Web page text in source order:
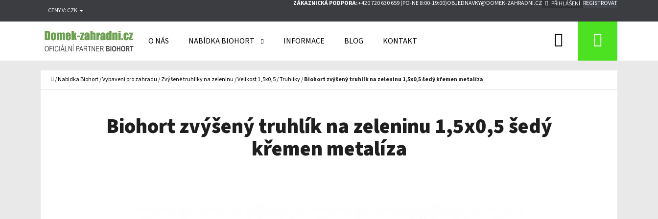
na
CENY V: CZK
ZÁKAZNICKÁ PODPORA:+420 720 630 659 (PO-NE 8:00-19:00)OBJEDNAVKY@DOMEK-ZAHRADNI.CZ PŘIHLÁŠENÍ REGISTROVAT
O NÁS NABÍDKA BIOHORT INFORMACE BLOG KONTAKT Hledat
Domů
/Nabídka Biohort/Vybavení pro zahradu/Zvýšené truhlíky na zeleninu/Velikost 1,5x0,5/Truhlíky/Biohort zvýšený truhlík na zeleninu 1,5x0,5 šedý křemen metalíza
Biohort zvýšený truhlík na zeleninu 1,5x0,5 šedý
křemen metalíza
O
Zpět
obchodu
Zpět
obchodu
DOPORUČUJEME